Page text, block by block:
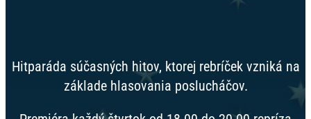
Hitparáda súčasných hitov, ktorej rebríček vzniká na
základe hlasovania poslucháčov.